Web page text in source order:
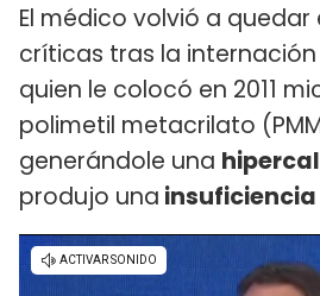
El médico volvió a quedar
críticas tras la internación
quien le colocó en 2011
polimetil metacrilato
generándole una
produjo una